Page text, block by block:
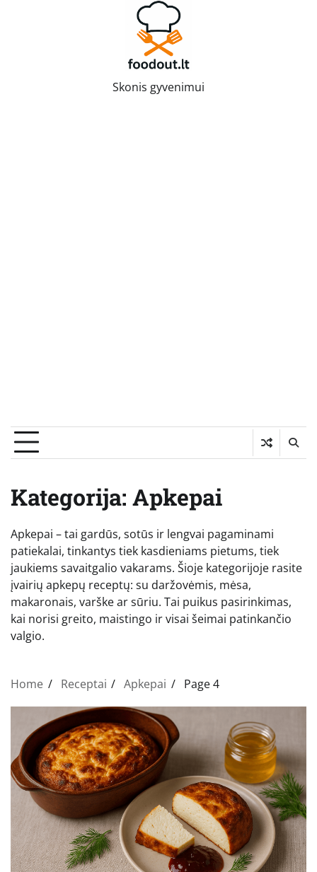
Skonis gyvenimui
Kategorija: Apkepai
Apkepai – tai gardūs, sotūs ir lengvai pagaminami
patiekalai, tinkantys tiek kasdieniams pietums, tiek
jaukiems savaitgalio vakarams. Šioje kategorijoje rasite
įvairių apkepų receptų: su daržovėmis, mėsa,
makaronais, varške ar sūriu. Tai puikus pasirinkimas,
kai norisi greito, maistingo ir visai šeimai patinkančio
valgio.
Home Receptai Apkepai Page 4